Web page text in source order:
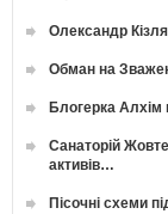
Олександр
Обман на
Блогерка Алхім
Санаторій
активів…
Пісочні схеми